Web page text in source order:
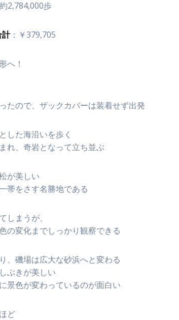
2,784,000歩
計：￥379,705
へ！
たので、ザックカバーは装着せず出発
した海沿いを歩く
れ、奇岩となって立ち並ぶ
が美しい
帯をさす名勝地である
しまうが、
の変化までしっかり観察できる
、磯場は広大な砂浜へと変わる
ぶきが美しい
景色が変わっているのが面白い
ど